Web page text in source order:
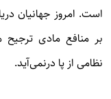
است. امروز جهانیان
بر منافع مادی
نظامی از پا درنمی‌آید.